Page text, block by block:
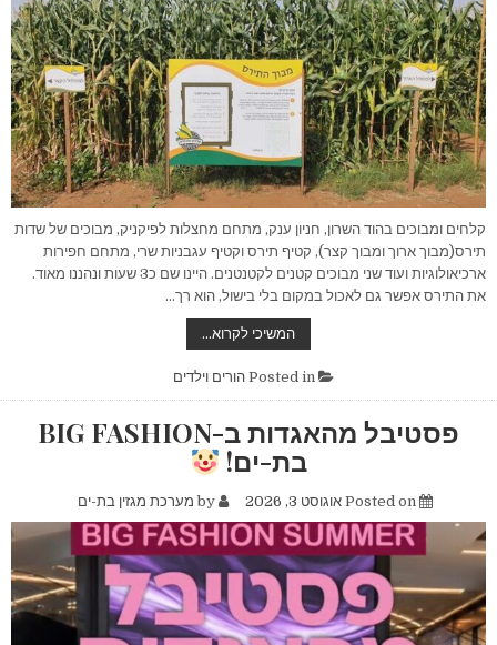
קלחים ומבוכים בהוד השרון, חניון ענק, מתחם מחצלות לפיקניק, מבוכים של שדות
תירס(מבוך ארוך ומבוך קצר), קטיף תירס וקטיף עגבניות שרי, מתחם חפירות
ארכיאולוגיות ועוד שני מבוכים קטנים לקטנטנים. היינו שם כ3 שעות ונהננו מאוד.
את התירס אפשר גם לאכול במקום בלי בישול, הוא רך…
המשיכי לקרוא…
ומבוכים
חוויה
בלב
הורים וילדים
פסטיבל מהאגדות ב-BIG FASHION
בת-ים!
אוגוסט 3, 2026 מערכת מגזין בת-ים